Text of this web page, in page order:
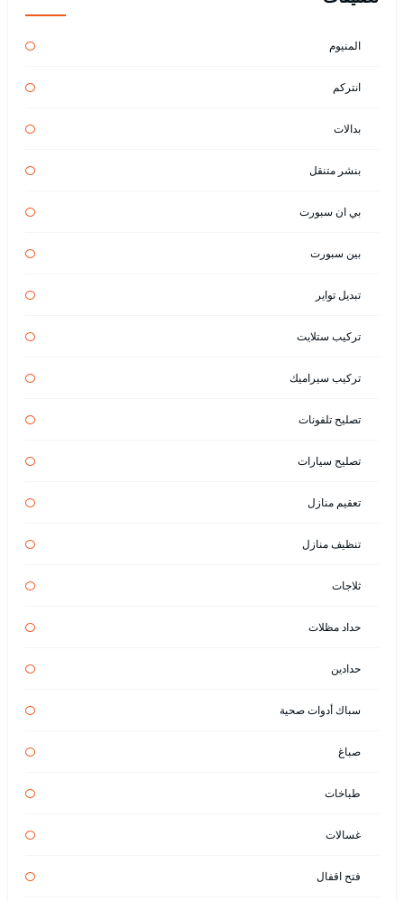
المنيوم
انتركم
بدالات
بنشر متنقل
بي ان سبورت
بين سبورت
تبديل تواير
تركيب ستلايت
تركيب سيراميك
تصليح تلفونات
تصليح سيارات
تعقيم منازل
تنظيف منازل
ثلاجات
حداد مظلات
حدادين
سباك أدوات صحية
صباغ
طباخات
غسالات
فتح اقفال